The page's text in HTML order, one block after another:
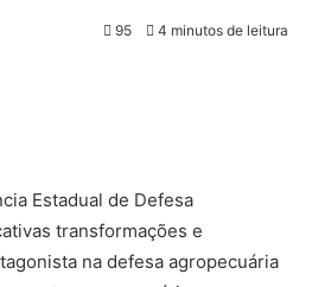
95 4 minutos de leitura
Estadual de Defesa
transformações e
na defesa agropecuária